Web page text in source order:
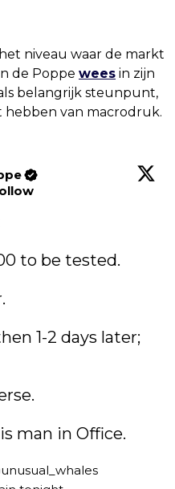
niveau waar de markt
de Poppe wees in zijn
belangrijk steunpunt,
hebben van macrodruk.
to be tested.
1-2 days later;
man in Office.
unusual_whales